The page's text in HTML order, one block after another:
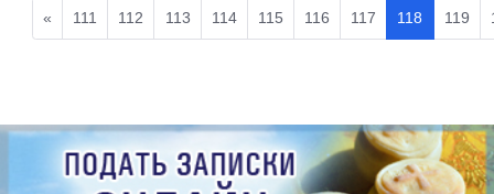
« 111 112 113 114 115 116 117 118 119